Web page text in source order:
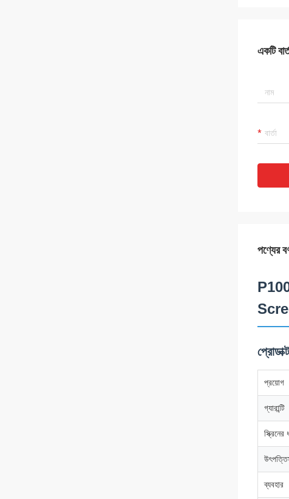
একটি
পণ্যের
প্রয়োগ
গ্যারান্টি
স্ক্রিনের
ব্যবহার